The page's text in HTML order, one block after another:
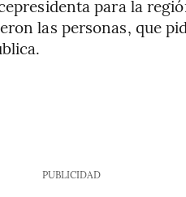
para la
las personas, que
PUBLICIDAD